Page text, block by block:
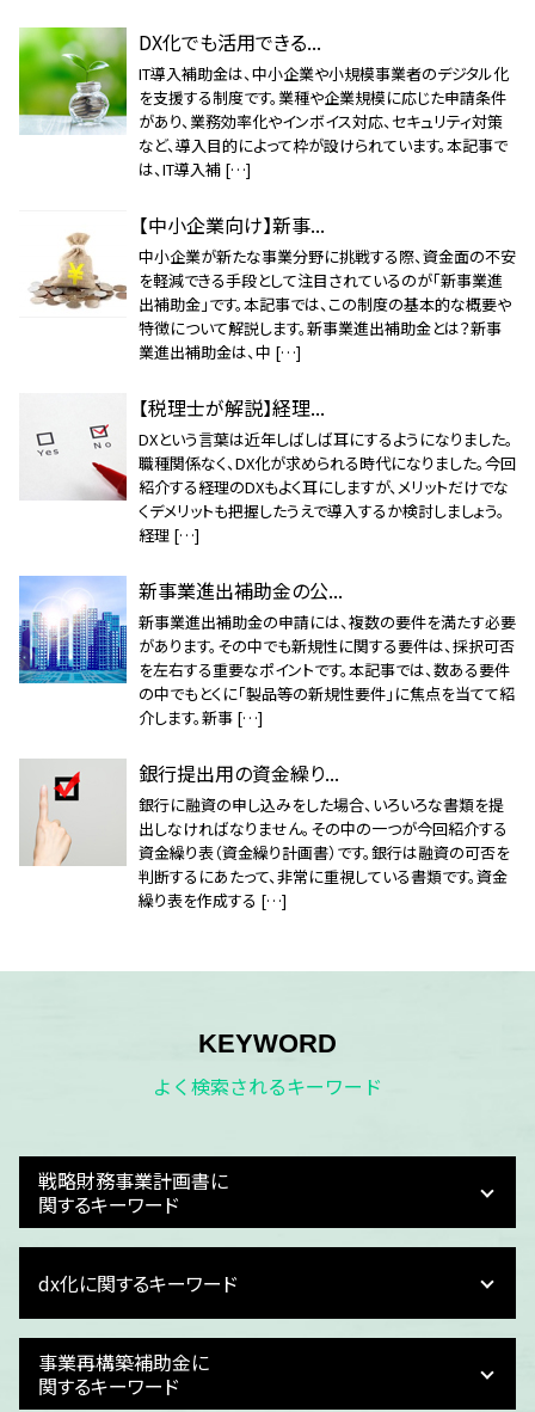
DX化でも活用できる...
IT導入補助金は、中小企業や小規模事業者のデジタル化
を支援する制度です。業種や企業規模に応じた申請条件
があり、業務効率化やインボイス対応、セキュリティ対策
など、導入目的によって枠が設けられています。本記事で
は、IT導入補 […]
【中小企業向け】新事...
中小企業が新たな事業分野に挑戦する際、資金面の不安
を軽減できる手段として注目されているのが「新事業進
出補助金」です。本記事では、この制度の基本的な概要や
特徴について解説します。新事業進出補助金とは？新事
業進出補助金は、中 […]
【税理士が解説】経理...
DXという言葉は近年しばしば耳にするようになりました。
職種関係なく、DX化が求められる時代になりました。今回
紹介する経理のDXもよく耳にしますが、メリットだけでな
くデメリットも把握したうえで導入するか検討しましょう。
経理 […]
新事業進出補助金の公...
新事業進出補助金の申請には、複数の要件を満たす必要
があります。その中でも新規性に関する要件は、採択可否
を左右する重要なポイントです。本記事では、数ある要件
の中でもとくに「製品等の新規性要件」に焦点を当てて紹
介します。新事 […]
銀行提出用の資金繰り...
銀行に融資の申し込みをした場合、いろいろな書類を提
出しなければなりません。その中の一つが今回紹介する
資金繰り表（資金繰り計画書）です。銀行は融資の可否を
判断するにあたって、非常に重視している書類です。資金
繰り表を作成する […]
KEYWORD
よく検索されるキーワード
戦略財務事業計画書に
関するキーワード
資金繰り 対策
事業計画 スライド
キャッシュフロー 分析
資金繰り 会社
企業 財務計画
dx化に関するキーワード
dx化 予算
dx化 中小企業
事業再構築補助金に
関するキーワード